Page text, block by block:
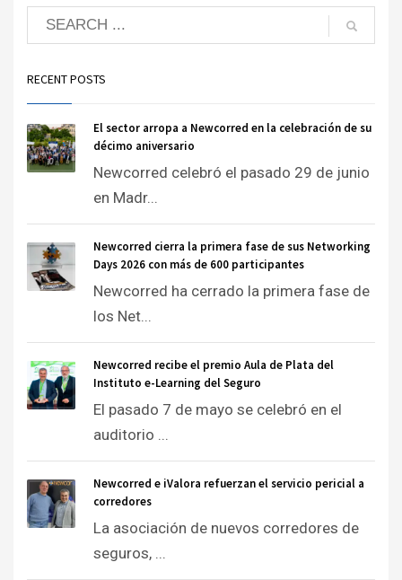
RECENT POSTS
El sector arropa a Newcorred en la celebración de su
décimo aniversario
Newcorred celebró el pasado 29 de junio
en Madr...
Newcorred cierra la primera fase de sus Networking
Days 2026 con más de 600 participantes
Newcorred ha cerrado la primera fase de
los Net...
Newcorred recibe el premio Aula de Plata del
Instituto e-Learning del Seguro
El pasado 7 de mayo se celebró en el
auditorio ...
Newcorred e iValora refuerzan el servicio pericial a
corredores
La asociación de nuevos corredores de
seguros, ...